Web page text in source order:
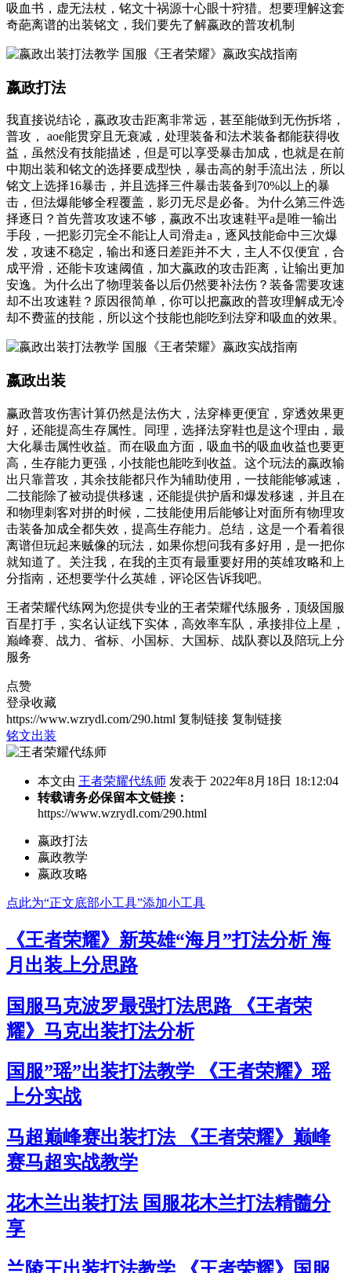
吸血书，虚无法杖，铭文十祸源十心眼十狩猎。想要理解这套
奇葩离谱的出装铭文，我们要先了解嬴政的普攻机制
嬴政打法
我直接说结论，嬴政攻击距离非常远，甚至能做到无伤拆塔，
普攻， aoe能贯穿且无衰减，处理装备和法术装备都能获得收
益，虽然没有技能描述，但是可以享受暴击加成，也就是在前
中期出装和铭文的选择要成型快，暴击高的射手流出法，所以
铭文上选择16暴击，并且选择三件暴击装备到70%以上的暴
击，但法爆能够全程覆盖，影刃无尽是必备。为什么第三件选
择逐日？首先普攻攻速不够，嬴政不出攻速鞋平a是唯一输出
手段，一把影刃完全不能让人司滑走a，逐风技能命中三次爆
发，攻速不稳定，输出和逐日差距并不大，主人不仅便宜，合
成平滑，还能卡攻速阈值，加大嬴政的攻击距离，让输出更加
安逸。为什么出了物理装备以后仍然要补法伤？装备需要攻速
却不出攻速鞋？原因很简单，你可以把嬴政的普攻理解成无冷
却不费蓝的技能，所以这个技能也能吃到法穿和吸血的效果。
嬴政出装
赢政普攻伤害计算仍然是法伤大，法穿棒更便宜，穿透效果更
好，还能提高生存属性。同理，选择法穿鞋也是这个理由，最
大化暴击属性收益。而在吸血方面，吸血书的吸血收益也要更
高，生存能力更强，小技能也能吃到收益。这个玩法的嬴政输
出只靠普攻，其余技能都只作为辅助使用，一技能能够减速，
二技能除了被动提供移速，还能提供护盾和爆发移速，并且在
和物理刺客对拼的时候，二技能使用后能够让对面所有物理攻
击装备加成全都失效，提高生存能力。总结，这是一个看着很
离谱但玩起来贼像的玩法，如果你想问我有多好用，是一把你
就知道了。关注我，在我的主页有最重要好用的英雄攻略和上
分指南，还想要学什么英雄，评论区告诉我吧。
王者荣耀代练网为您提供专业的王者荣耀代练服务，顶级国服
百星打手，实名认证线下实体，高效率车队，承接排位上星，
巅峰赛、战力、省标、小国标、大国标、战队赛以及陪玩上分
服务
点赞
登录收藏
https://www.wzrydl.com/290.html 复制链接 复制链接
铭文出装
本文由 王者荣耀代练师 发表于 2022年8月18日 18:12:04
转载请务必保留本文链接：
https://www.wzrydl.com/290.html
嬴政打法
嬴政教学
嬴政攻略
点此为“正文底部小工具”添加小工具
《王者荣耀》新英雄“海月”打法分析 海
月出装上分思路
国服马克波罗最强打法思路 《王者荣
耀》马克出装打法分析
国服”瑶”出装打法教学 《王者荣耀》瑶
上分实战
马超巅峰赛出装打法 《王者荣耀》巅峰
赛马超实战教学
花木兰出装打法 国服花木兰打法精髓分
享